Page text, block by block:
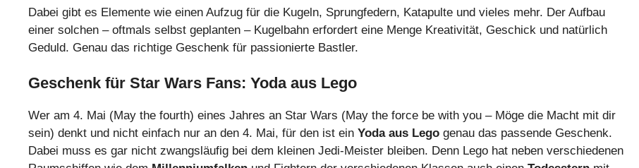
Dabei gibt es Elemente wie einen Aufzug für die Kugeln, Sprungfedern, Katapulte und vieles mehr. Der Aufbau
einer solchen – oftmals selbst geplanten – Kugelbahn erfordert eine Menge Kreativität, Geschick und natürlich
Geduld. Genau das richtige Geschenk für passionierte Bastler.
Geschenk für Star Wars Fans: Yoda aus Lego
Wer am 4. Mai (May the fourth) eines Jahres an Star Wars (May the force be with you – Möge die Macht mit dir
sein) denkt und nicht einfach nur an den 4. Mai, für den ist ein Yoda aus Lego genau das passende Geschenk.
Dabei muss es gar nicht zwangsläufig bei dem kleinen Jedi-Meister bleiben. Denn Lego hat neben verschiedenen